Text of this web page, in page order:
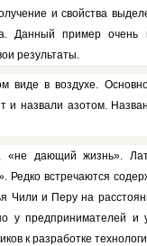
и свойст­ва
Данный пример очень
результаты.
виде в воздухе.
назвали азотом.
«не дающий жизнь».
встречаются
Чили и Перу на
предпринимателей и
к разра­ботке